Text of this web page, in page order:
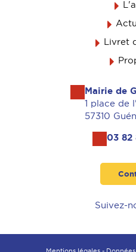
Livret
Mairie de
1 place de
57310
03 82
Suivez-